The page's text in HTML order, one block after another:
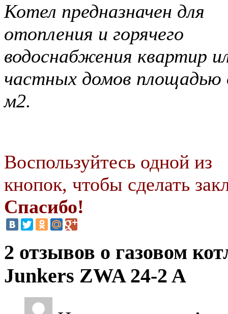
Котел предназначен для
отопления и горячего
водоснабжения квартир
частных домов площадью
м2.
Воспользуйтесь одной из
кнопок, чтобы сделать
Спасибо!
2 отзывов о газовом
Junkers ZWA 24-2 A